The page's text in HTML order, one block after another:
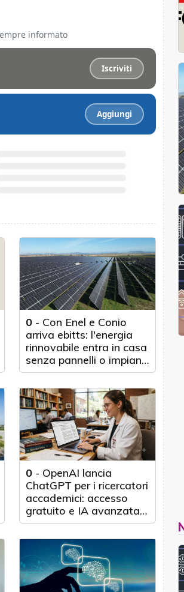
informato
Iscriviti
Aggiungi
0 - Con Enel e Conio
arriva ebitts: l'energia
rinnovabile entra in casa
senza pannelli o impianti
fisici
0 - OpenAI lancia
ChatGPT per i ricercatori
accademici: accesso
gratuito e IA avanzata
per 100.000 scienziati